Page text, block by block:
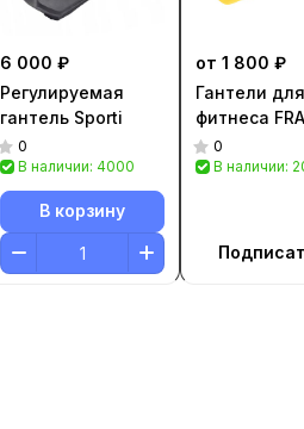
6 000 ₽
Регулируемая
гантель Sporti
0
В наличии: 4000
В корзину
от 1 800 ₽
Гантели для
фитнеса FRA
0
В наличии: